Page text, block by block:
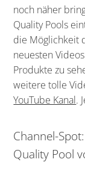
noch näher
Quality Pools
die Möglichkeit
neuesten
Produkte zu
weitere tolle
YouTube Kanal.
Channel-
Quality Pool